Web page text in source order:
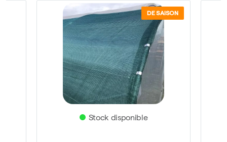
DE SAISON
Stock disponible